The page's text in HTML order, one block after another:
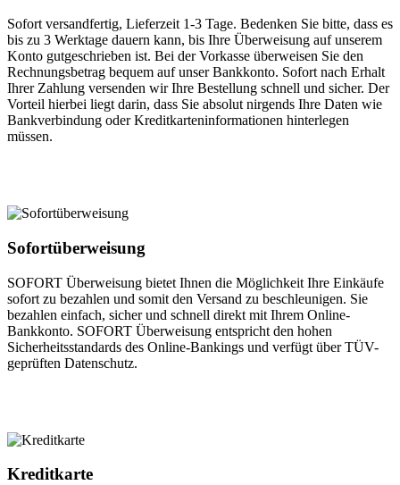
Sofort versandfertig, Lieferzeit 1-3 Tage. Bedenken Sie bitte, dass es
bis zu 3 Werktage dauern kann, bis Ihre Überweisung auf unserem
Konto gutgeschrieben ist. Bei der Vorkasse überweisen Sie den
Rechnungsbetrag bequem auf unser Bankkonto. Sofort nach Erhalt
Ihrer Zahlung versenden wir Ihre Bestellung schnell und sicher. Der
Vorteil hierbei liegt darin, dass Sie absolut nirgends Ihre Daten wie
Bankverbindung oder Kreditkarteninformationen hinterlegen
müssen.
Sofortüberweisung
SOFORT Überweisung bietet Ihnen die Möglichkeit Ihre Einkäufe
sofort zu bezahlen und somit den Versand zu beschleunigen. Sie
bezahlen einfach, sicher und schnell direkt mit Ihrem Online-
Bankkonto. SOFORT Überweisung entspricht den hohen
Sicherheitsstandards des Online-Bankings und verfügt über TÜV-
geprüften Datenschutz.
Kreditkarte